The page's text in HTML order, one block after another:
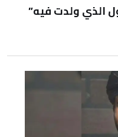
الذي ولدت فيه”